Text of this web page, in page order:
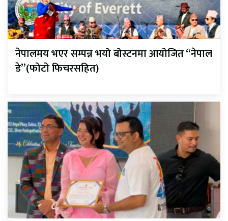
नेपालमय भएर सम्पन्न भयो बोस्टनमा आयोजित “नेपाल
डे”(फोटो फिचरसहित)